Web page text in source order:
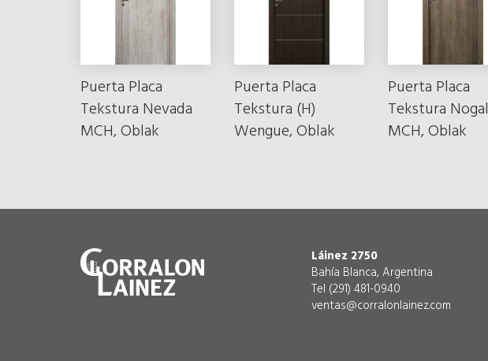
Puerta Placa
Tekstura Nevada
MCH, Oblak
Puerta Placa
Tekstura (H)
Wengue, Oblak
Puerta Placa
Tekstura Nogal
MCH, Oblak
Láinez 2750
Bahía Blanca, Argentina
Tel (291) 481-0940
ventas@corralonlainez.com